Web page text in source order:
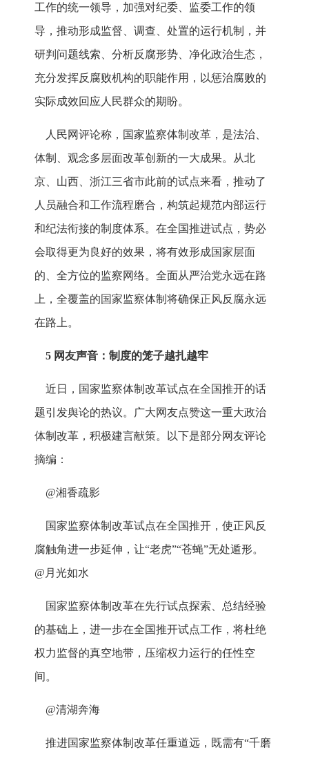
工作的统一领导，加强对纪委、监委工作的领
导，推动形成监督、调查、处置的运行机制，并
研判问题线索、分析反腐形势、净化政治生态，
充分发挥反腐败机构的职能作用，以惩治腐败的
实际成效回应人民群众的期盼。
人民网评论称，国家监察体制改革，是法治、
体制、观念多层面改革创新的一大成果。从北
京、山西、浙江三省市此前的试点来看，推动了
人员融合和工作流程磨合，构筑起规范内部运行
和纪法衔接的制度体系。在全国推进试点，势必
会取得更为良好的效果，将有效形成国家层面
的、全方位的监察网络。全面从严治党永远在路
上，全覆盖的国家监察体制将确保正风反腐永远
在路上。
5 网友声音：制度的笼子越扎越牢
近日，国家监察体制改革试点在全国推开的话
题引发舆论的热议。广大网友点赞这一重大政治
体制改革，积极建言献策。以下是部分网友评论
摘编：
@湘香疏影
国家监察体制改革试点在全国推开，使正风反
腐触角进一步延伸，让“老虎”“苍蝇”无处遁形。
@月光如水
国家监察体制改革在先行试点探索、总结经验
的基础上，进一步在全国推开试点工作，将杜绝
权力监督的真空地带，压缩权力运行的任性空
间。
@清湖奔海
推进国家监察体制改革任重道远，既需有“千磨